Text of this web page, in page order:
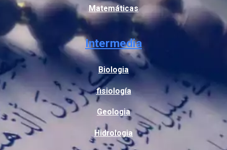
Matemáticas
Intermedia
Biologia
fisiología
Geologia
Hidrologia